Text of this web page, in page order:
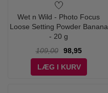
Wet n Wild - Photo Focus
Loose Setting Powder Banana
- 20 g
109,00
98,95
LÆG I KURV